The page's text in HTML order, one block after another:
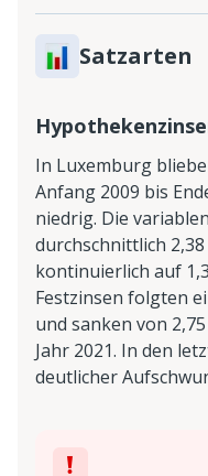
Satzarten
In Luxemburg
Anfang 2009 bis
niedrig. Die
durchschnittlich
kontinuierlich auf
Festzinsen folgten
und sanken von
Jahr 2021. In den
deutlicher